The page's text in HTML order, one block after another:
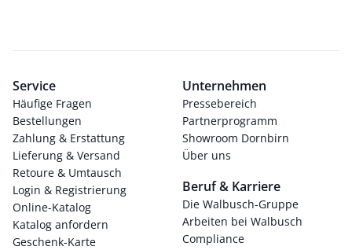
Service
Häufige Fragen
Bestellungen
Zahlung & Erstattung
Lieferung & Versand
Retoure & Umtausch
Login & Registrierung
Online-Katalog
Katalog anfordern
Geschenk-Karte
Unternehmen
Pressebereich
Partnerprogramm
Showroom Dornbirn
Über uns
Beruf & Karriere
Die Walbusch-Gruppe
Arbeiten bei Walbusch
Compliance